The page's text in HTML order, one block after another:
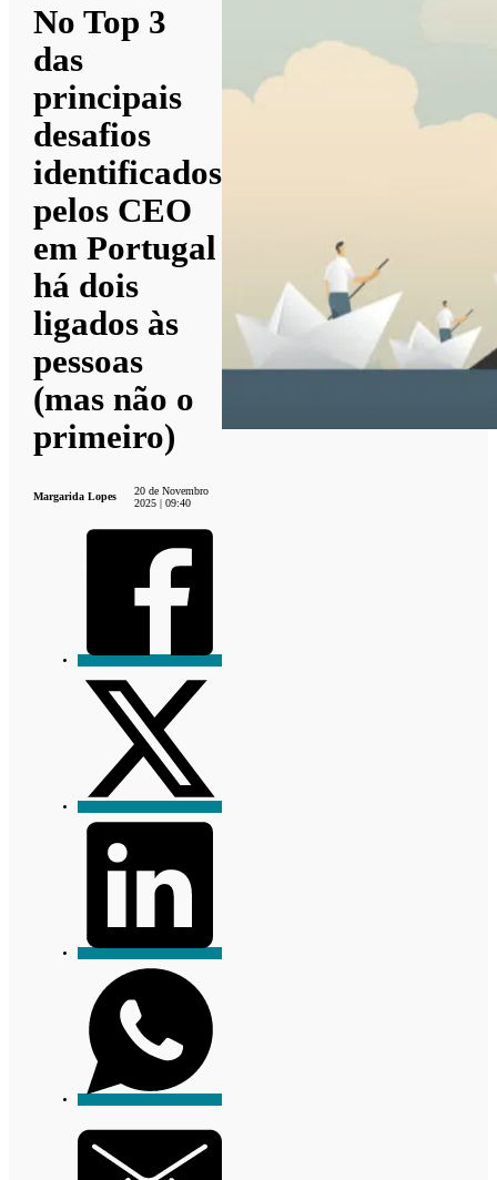
No Top 3
das
principais
desafios
identificados
pelos CEO
em Portugal
há dois
ligados às
pessoas
(mas não o
primeiro)
Margarida Lopes
20 de Novembro
2025 | 09:40